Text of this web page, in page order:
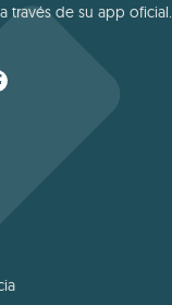
través de su app oficial.